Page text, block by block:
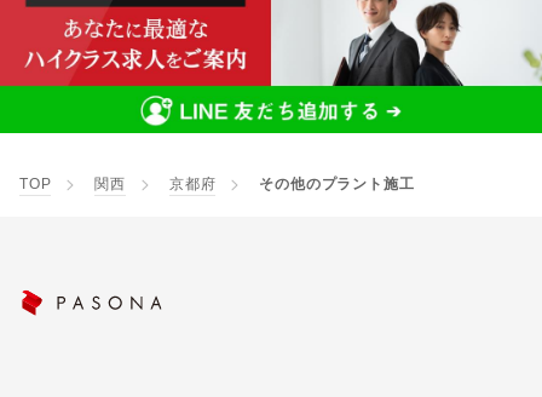
TOP 関西 京都府 その他のプラント施工